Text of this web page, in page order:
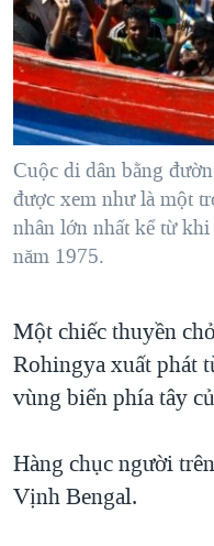
"Tìm"NGƯỜI VIỆT HẢI
ĐỜI SỐNG
KINH TẾ
KHOA HỌC
SỨC KHOẺ
VĂN HOÁ
THỂ THAO
TẠI
HÀNH TRÌNH BẦU CỬ
MỘT NĂM CHIẾN
GIẢI MÃ VÀNH ĐAI &
NGÀY TỊ NẠN THẾ GIỚI
TRỊNH VĨNH BÌNH -
GROUND ZERO – XƯA
CÁC GIÁ TRỊ CỘNG
THƯỢNG ĐỈNH
TRỊNH VĨNH BÌNH VS.
BÊN KIA QUỐC LỘ:
VIDEO
NGHE
MẠNG XÃ HỘI
Ngôn ngữ khác
Cuộc di dân bằng
được xem như là một
nhân lớn nhất kể từ
năm 1975.
Một chiếc thuyền
Rohingya xuất phát
vùng biển phía tây
Hàng chục người
Vịnh Bengal.